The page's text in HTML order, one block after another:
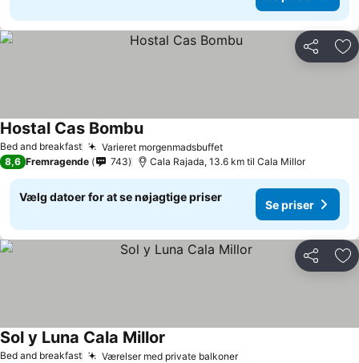
Del
Bed and breakfast Varieret morgenmadsbuffet
Hostal Cas Bombu
8,6 Fremragende 743 Cala Rajada, 13.6 km til Cala Millor
Vælg datoer for at se nøjagtige priser
Se priser
Del
Bed and breakfast Værelser med private balkoner
Sol y Luna Cala Millor